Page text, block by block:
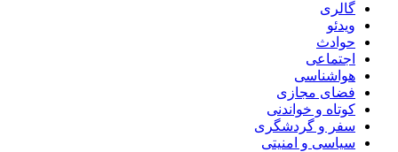
گالری
ویدئو
حوادث
اجتماعی
هواشناسی
فضای مجازی
کوتاه و خواندنی
سفر و گردشگری
سیاسی و امنیتی